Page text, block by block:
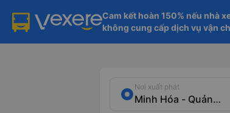
Cam kết hoàn 150% nếu nhà
không cung cấp dịch vụ vận
Nơi xuất phát